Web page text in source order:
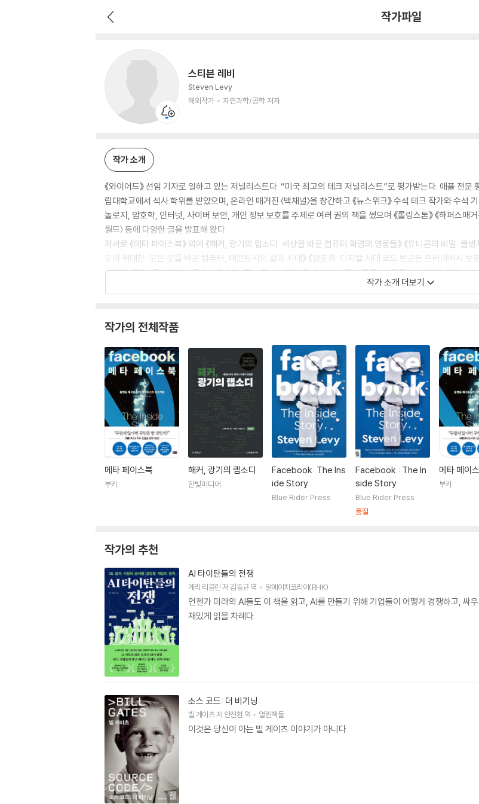
작가파일
스티븐 레비
Steven Levy
해외작가
자연과학/공학 저자
작가 소개
《와이어드》 선임 기자로 일하고 있는 저널리스트다. “미국 최고의 테크 저널리스트”로 평가받는다. 애플 전
립대학교에서 석사 학위를 받았으며, 온라인 매거진 〈백채널〉을 창간하고 《뉴스위크》 수석 테크 작가와 수
놀로지, 암호학, 인터넷, 사이버 보안, 개인 정보 보호를 주제로 여러 권의 책을 썼으며 《롤링스톤》 《하퍼스매거진
월드〉 등에 다양한 글을 발표해 왔다.
저서로 《메타 페이스북》 외에 《해커, 광기의 랩소디: 세상을 바꾼 컴퓨터 혁명의 영웅들》 《유니콘의 비밀: 물
듯이 위대한: 모든 것을 바꾼 컴퓨터, 매킨토시의 삶과 시대》 《암호화: 디지털 시대 코드 반군은 프라이버시 보
상거래, 문화, 쿨함을 하나로 섞는가》 《In The Plex: 0과 1로 세상을 바꾸는 구글, 그 모든 이야기》가 있다.
작가 소개 더보기
작가의 전체작품
메타 페이스북
부키
해커, 광기의 랩소디
한빛미디어
Facebook: The Ins
ide Story
Blue Rider Press
Facebook : The In
side Story
Blue Rider Press
품절
메타 페이
부키
작가의 추천
AI 타이탄들의 전쟁
게리 리블린저김동규역 알에이치코리아(RHK)
언젠가 미래의 AI들도 이 책을 읽고, AI를 만들기 위해 기업들이 어떻게 경쟁하고, 싸
재밌게 읽을 차례다.
소스 코드: 더 비기닝
빌 게이츠저 안진환역 열린책들
이것은 당신이 아는 빌 게이츠 이야기가 아니다.